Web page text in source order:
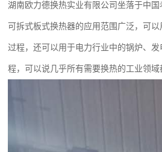
湖南欧力德换热实业有限公司坐落于中
可拆式板式换热器的应用范围广泛，可
过程，还可以用于电力行业中的锅炉、
程，可以说几乎所有需要换热的工业领域